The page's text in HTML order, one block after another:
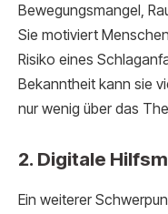
Bewegungsmangel,
Sie motiviert
Risiko eines
Bekanntheit kann sie
nur wenig über das
2. Digitale
Ein weiterer